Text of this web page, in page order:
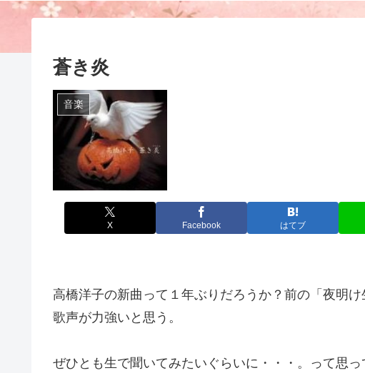
蒼き炎
音楽
X Facebook はてブ
高橋洋子の新曲って１年ぶりだろうか？前の「夜明
歌声が力強いと思う。
ぜひとも生で聞いてみたいぐらいに・・・。って思